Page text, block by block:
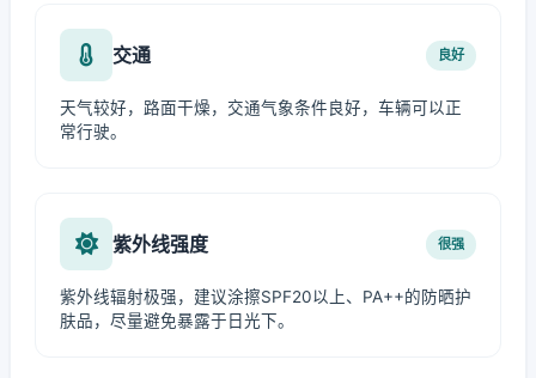
交通 良好
天气较好，路面干燥，交通气象条件良好，车辆可以正
常行驶。
紫外线强度 很强
紫外线辐射极强，建议涂擦SPF20以上、PA++的防晒护
肤品，尽量避免暴露于日光下。